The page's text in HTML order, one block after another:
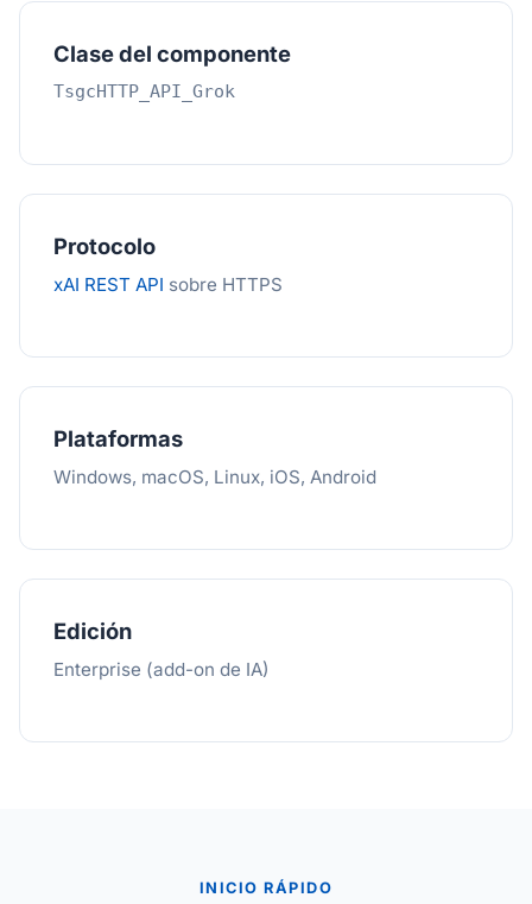
Clase del componente
TsgcHTTP_API_Grok
Protocolo
xAI REST API sobre HTTPS
Plataformas
Windows, macOS, Linux, iOS, Android
Edición
Enterprise (add-on de IA)
INICIO RÁPIDO